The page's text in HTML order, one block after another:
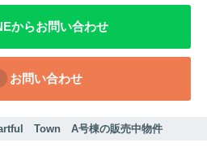
からお問い合わせ
お問い合わせ
Town A号棟の販売中物件